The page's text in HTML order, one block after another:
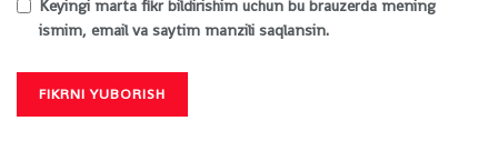
Keyingi marta fikr bildirishim uchun bu brauzerda mening
ismim, email va saytim manzili saqlansin.